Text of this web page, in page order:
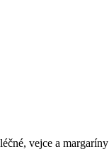
vejce a margaríny